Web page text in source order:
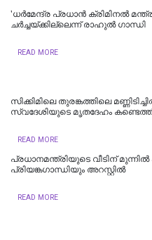
'ധര്‍മേന്ദ്ര പ്രധാന്‍ ക്രിമിനല്‍
ചർച്ചയ്ക്കില്ലെന്ന് രാഹുൽ ഗാന്ധി
READ MORE
സിക്കിമിലെ തുരങ്കത്തിലെ
സ്വദേശിയുടെ മൃതദേഹം
READ MORE
പ്രധാനമന്ത്രിയുടെ വീടിന്
പ്രിയങ്ക​ഗാന്ധിയും അറസ്റ്റിൽ
READ MORE